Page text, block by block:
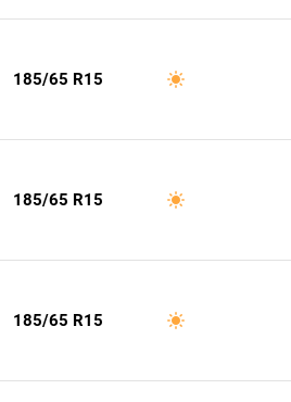
185/65 R15
185/65 R15
185/65 R15